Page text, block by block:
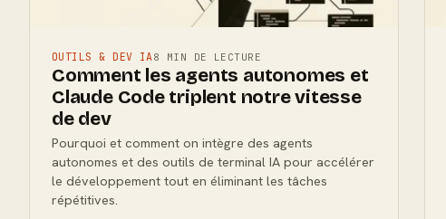
OUTILS & DEV IA8 MIN DE LECTURE
Comment les agents autonomes et
Claude Code triplent notre vitesse
de dev
Pourquoi et comment on intègre des agents
autonomes et des outils de terminal IA pour accélérer
le développement tout en éliminant les tâches
répétitives.